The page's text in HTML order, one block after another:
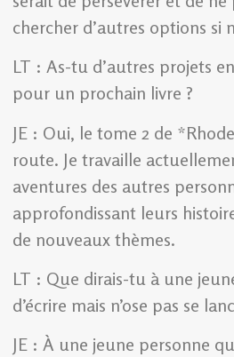
chercher d’autres options si
LT : As-tu d’autres projets
pour un prochain livre ?
JE : Oui, le tome 2 de
route. Je travaille
aventures des autres
approfondissant leurs
de nouveaux thèmes.
LT : Que dirais-tu à une
d’écrire mais n’ose pas se
JE : À une jeune personne